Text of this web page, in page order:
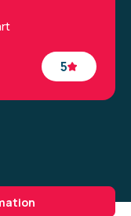
5
qui a permis
et la